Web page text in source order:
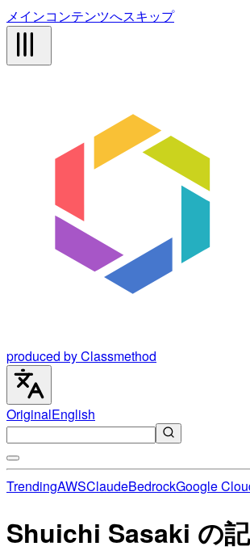
メインコンテンツへスキップ
produced by Classmethod
OriginalEnglish
TrendingAWSClaudeBedrockGoogle
Shuichi Sasaki の